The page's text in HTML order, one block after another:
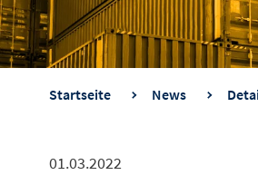
Startseite News
01.03.2022